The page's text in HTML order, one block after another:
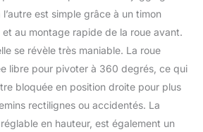
l’autre est simple grâce à un timon
au montage rapide de la roue avant.
se révèle très maniable. La roue
libre pour pivoter à 360 degrés, ce qui
bloquée en position droite pour plus
rectilignes ou accidentés. La
en hauteur, est également un